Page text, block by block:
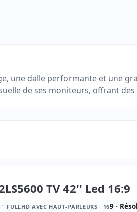
une dalle performante et une
de ses moniteurs, offrant
TV 42'' Led 16:9
FULLHD AVEC HAUT-PARLEURS · 169 ·